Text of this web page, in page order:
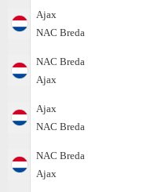
Ajax
NAC Breda
NAC Breda
Ajax
Ajax
NAC Breda
NAC Breda
Ajax